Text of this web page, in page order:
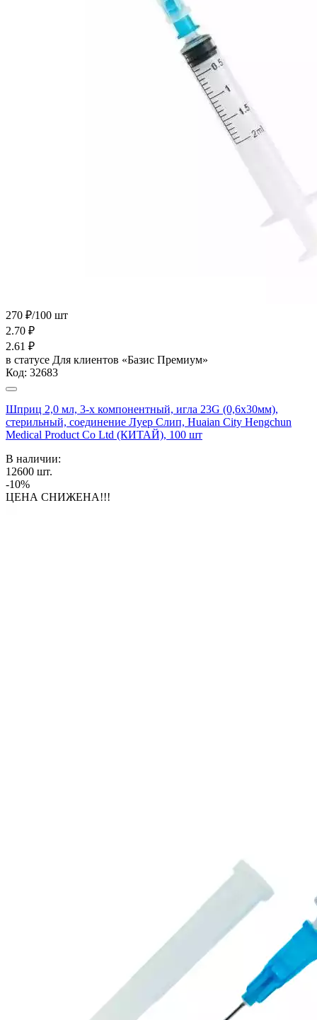
270 ₽/100 шт
2.70 ₽
2.61 ₽
в статусе Для клиентов «Базис Премиум»
Код: 32683
Шприц 2,0 мл, 3-х компонентный, игла 23G (0,6х30мм),
стерильный, соединение Луер Слип, Huaian City Hengchun
Medical Product Co Ltd (КИТАЙ), 100 шт
В наличии:
12600 шт.
-10%
ЦЕНА СНИЖЕНА!!!